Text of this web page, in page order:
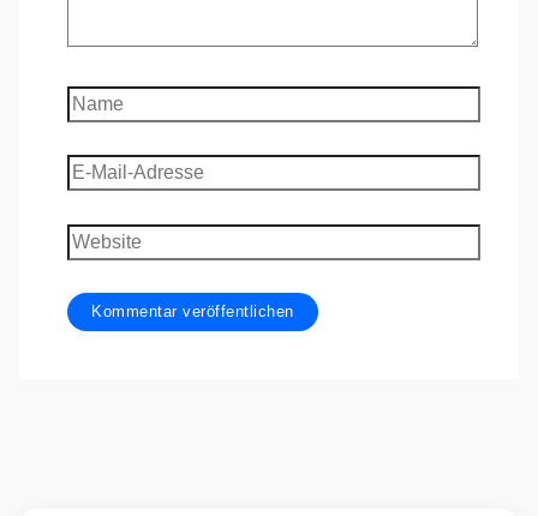
Name
E-
Mail-
Adresse
Website